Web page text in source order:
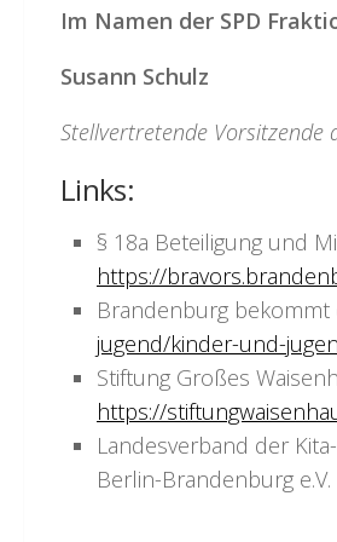
Im Namen der SPD
Susann Schulz
Stellvertretende Vorsitzende
Links:
§ 18a Beteiligung und
https://
Brandenburg bekommt
jugend/kinder-und-
Stiftung Großes
https://
Landesverband der
Berlin-Brandenburg e.V.